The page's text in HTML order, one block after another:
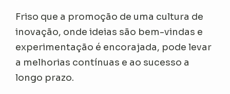
Friso que a promoção de uma cultura de
inovação, onde ideias são bem-vindas e
experimentação é encorajada, pode levar
a melhorias contínuas e ao sucesso a
longo prazo.